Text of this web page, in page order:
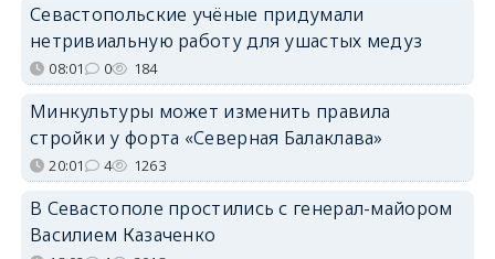
Севастопольские учёные придумали
нетривиальную работу для ушастых медуз
08:01 0 184
Минкультуры может изменить правила
стройки у форта «Северная Балаклава»
20:01 4 1263
В Севастополе простились с генерал-майором
Василием Казаченко